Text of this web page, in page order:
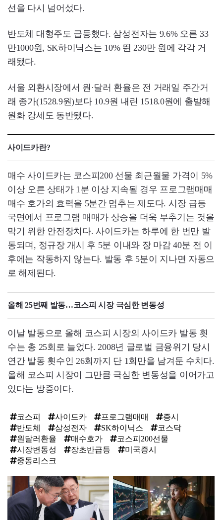
선을 다시 넘어섰다.
반도체 대형주도 급등했다. 삼성전자는 9.6% 오른 33
만1000원, SK하이닉스는 10% 뛴 230만 원에 각각 거
래됐다.
서울 외환시장에서 원·달러 환율은 전 거래일 주간거
래 종가(1528.9원)보다 10.9원 내린 1518.0원에 출발해
원화 강세도 동반됐다.
사이드카란?
매수 사이드카는 코스피200 선물 최근월물 가격이 5%
이상 오른 상태가 1분 이상 지속될 경우 프로그램매매
매수 호가의 효력을 5분간 멈추는 제도다. 시장 급등
국면에서 프로그램 매매가 상승을 더욱 부추기는 것을
막기 위한 안전장치다. 사이드카는 하루에 한 번만 발
동되며, 정규장 개시 후 5분 이내와 장 마감 40분 전 이
후에는 작동하지 않는다. 발동 후 5분이 지나면 자동으
로 해제된다.
올해 25번째 발동…코스피 시장 극심한 변동성
이날 발동으로 올해 코스피 시장의 사이드카 발동 횟
수는 총 25회로 늘었다. 2008년 글로벌 금융위기 당시
연간 발동 횟수인 26회까지 단 1회만을 남겨둔 수치다.
올해 코스피 시장이 그만큼 극심한 변동성을 이어가고
있다는 방증이다.
코스피 사이드카 프로그램매매
증시
반도체
삼성전자 SK하이닉스
코스닥
원달러환율
매수호가
코스피200선물
시장변동성
장초반급등
미국증시
중동리스크
탑
라
인